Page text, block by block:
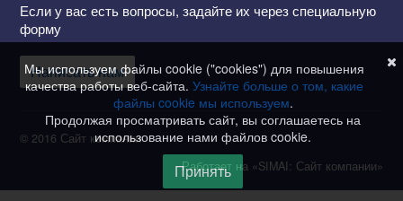
Если у вас есть вопросы, задайте их через специальную
форму
Написать нам
© 2016 Сайт компании
Работает на «SIMAI: Сайт компании»
Мы используем файлы cookie ("cookies") для повышения
качества работы веб-сайта. Узнайте больше о том, какие
файлы cookie мы используем.
Продолжая просматривать сайт, вы соглашаетесь на
использование нами файлов cookie.
Принять